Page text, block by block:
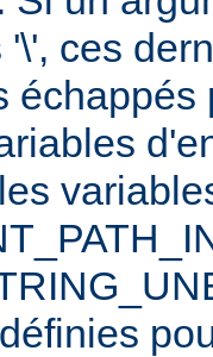
ces
échappés